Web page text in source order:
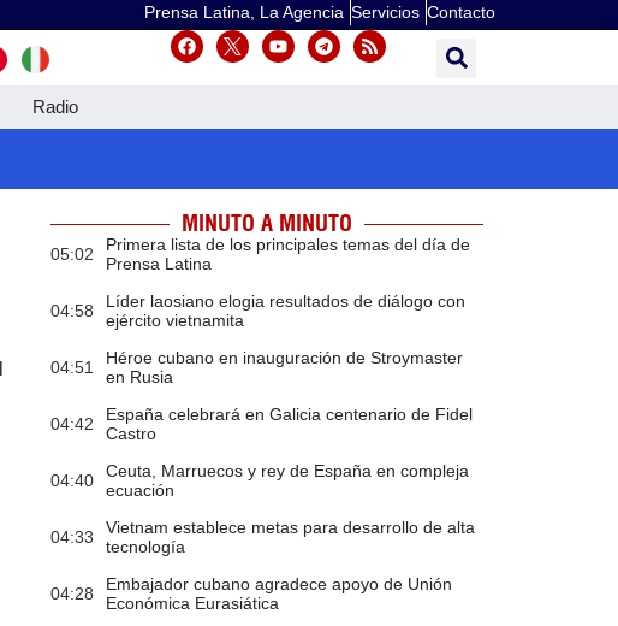
Prensa Latina, La Agencia Servicios Contacto
Radio
MINUTO A MINUTO
05:02
Primera lista de los principales temas del día de
Prensa Latina
04:58
Líder laosiano elogia resultados de diálogo con
ejército vietnamita
04:51
Héroe cubano en inauguración de Stroymaster
en Rusia
04:42
España celebrará en Galicia centenario de Fidel
Castro
04:40
Ceuta, Marruecos y rey de España en compleja
ecuación
04:33
Vietnam establece metas para desarrollo de alta
tecnología
04:28
Embajador cubano agradece apoyo de Unión
Económica Eurasiática